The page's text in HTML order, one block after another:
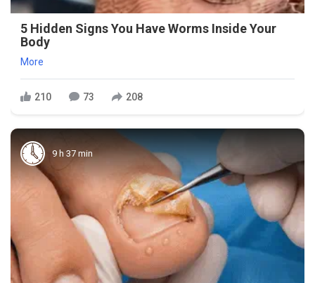
5 Hidden Signs You Have Worms Inside Your
Body
More
210 73 208
9 h 37 min